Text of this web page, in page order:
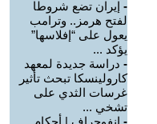
- إيران تضع شروطا
لفتح هرمز.. وترامب
يعول على “إفلاسها”
يؤكد ...
- دراسة جديدة لمعهد
كارولينسكا تبحث تأثير
غرسات الثدي على
تشخي ...
- إنفوجراف | أحكام